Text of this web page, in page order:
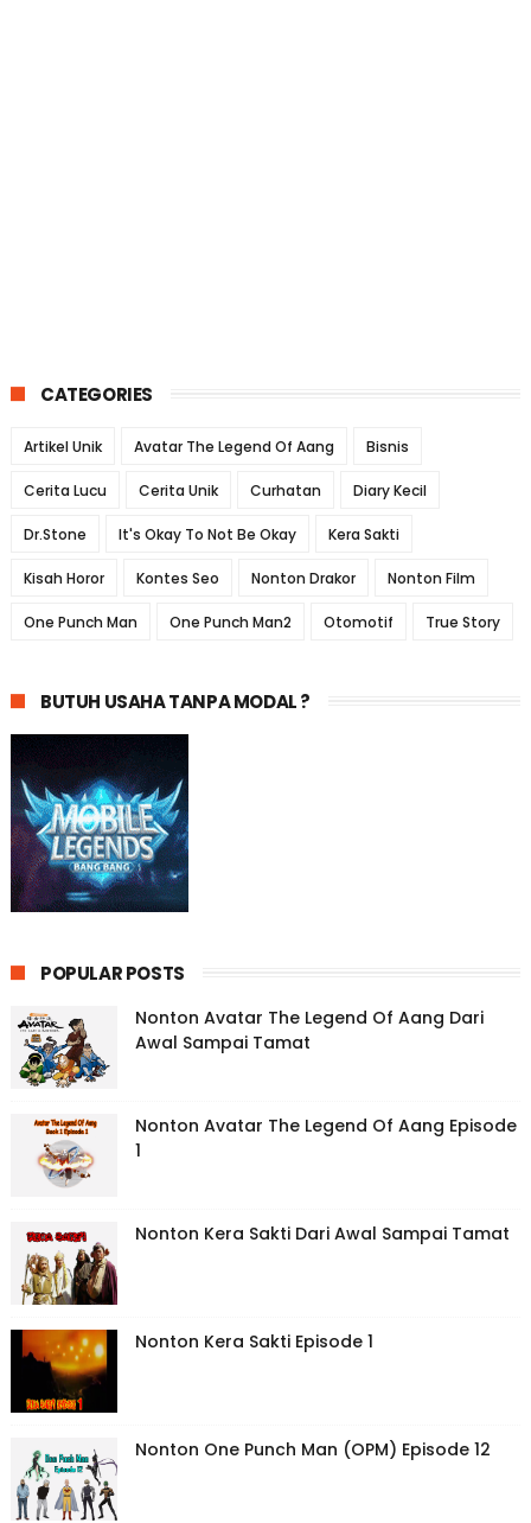
CATEGORIES
Artikel Unik Avatar The Legend Of Aang Bisnis
Cerita Lucu Cerita Unik Curhatan Diary Kecil
Dr.Stone It's Okay To Not Be Okay Kera Sakti
Kisah Horor Kontes Seo Nonton Drakor Nonton Film
One Punch Man One Punch Man2 Otomotif True Story
BUTUH USAHA TANPA MODAL ?
POPULAR POSTS
Nonton Avatar The Legend Of Aang Dari
Awal Sampai Tamat
Nonton Avatar The Legend Of Aang Episode
1
Nonton Kera Sakti Dari Awal Sampai Tamat
Nonton Kera Sakti Episode 1
Nonton One Punch Man (OPM) Episode 12